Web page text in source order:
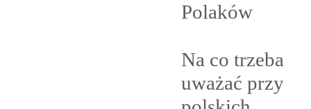
Polaków
Na co trzeba
uważać przy